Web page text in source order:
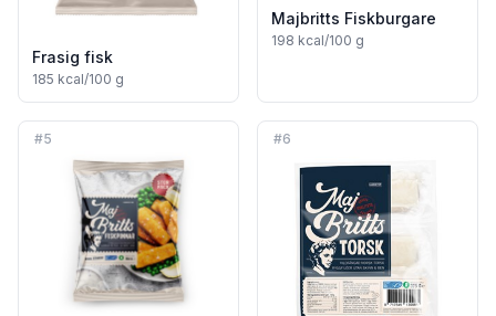
Frasig fisk
185 kcal/100 g
Majbritts Fiskburgare
198 kcal/100 g
#5 #6